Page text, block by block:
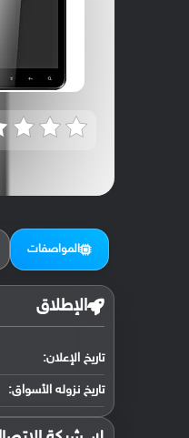
المواصفات
الإطلاق
تاريخ الإعلان:
تاريخ نزوله الأسواق: